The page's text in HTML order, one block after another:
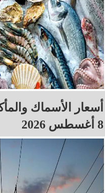
أسعار الأسماك
8 أغسطس 2026